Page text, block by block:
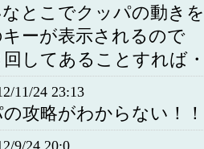
とこでクッパの動き
ーが表示されるので
してあることすれば
11/24 23:13
攻略がわからない！
9/24 20:0